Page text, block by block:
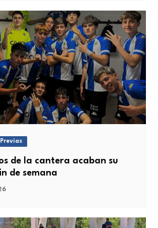
Previas
de la cantera acaban su
de semana